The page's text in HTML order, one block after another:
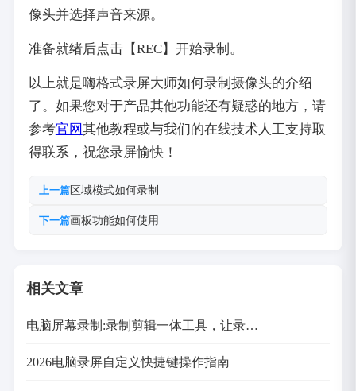
像头并选择声音来源。
准备就绪后点击【REC】开始录制。
以上就是嗨格式录屏大师如何录制摄像头的介绍
了。如果您对于产品其他功能还有疑惑的地方，请
参考官网其他教程或与我们的在线技术人工支持取
得联系，祝您录屏愉快！
上一篇区域模式如何录制
下一篇画板功能如何使用
相关文章
电脑屏幕录制:录制剪辑一体工具，让录…
2026电脑录屏自定义快捷键操作指南